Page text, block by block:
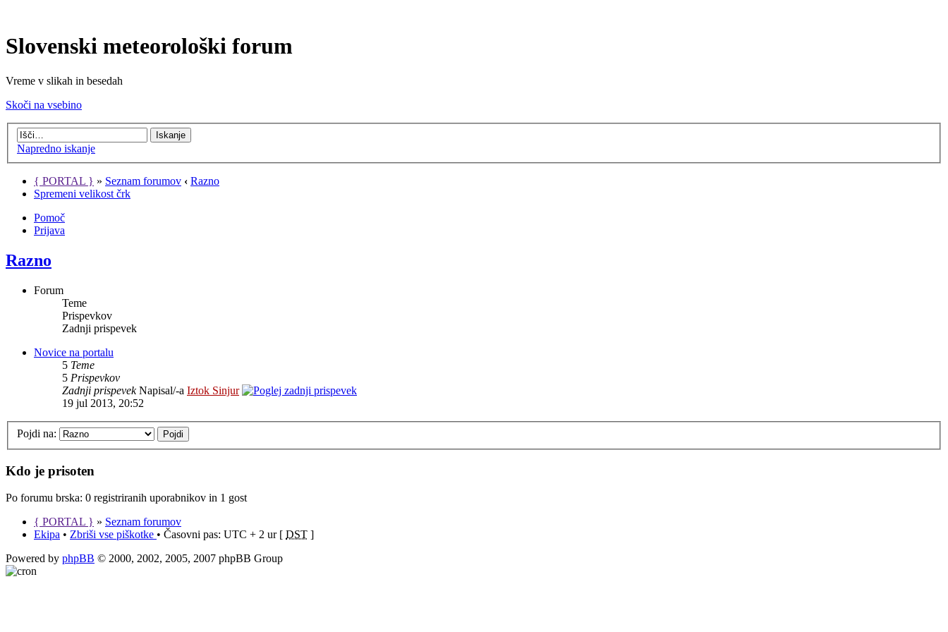
Slovenski meteorološki forum
Vreme v slikah in besedah
Skoči na vsebino
Napredno iskanje
{ PORTAL } » Seznam forumov ‹ Razno
Spremeni velikost črk
Pomoč
Prijava
Razno
Forum
Teme
Prispevkov
Zadnji prispevek
Novice na portalu
5 Teme
5 Prispevkov
Zadnji prispevekNapisal/-a Iztok Sinjur
19 jul 2013, 20:52
Pojdi na:
Kdo je prisoten
Po forumu brska: 0 registriranih uporabnikov in 1 gost
{ PORTAL } » Seznam forumov
Ekipa • Zbriši vse piškotke • Časovni pas: UTC + 2 ur [ DST ]
Powered by phpBB © 2000, 2002, 2005, 2007 phpBB Group